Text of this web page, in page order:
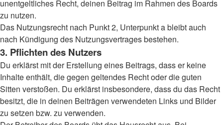
unentgeltliches Recht, deinen Beitrag im Rahmen des Boards
zu nutzen.
Das Nutzungsrecht nach Punkt 2, Unterpunkt a bleibt auch
nach Kündigung des Nutzungsvertrages bestehen.
3. Pflichten des Nutzers
Du erklärst mit der Erstellung eines Beitrags, dass er keine
Inhalte enthält, die gegen geltendes Recht oder die guten
Sitten verstoßen. Du erklärst insbesondere, dass du das Recht
besitzt, die in deinen Beiträgen verwendeten Links und Bilder
zu setzen bzw. zu verwenden.